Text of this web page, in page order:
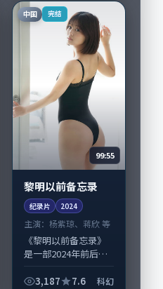
明擅长留白叙事，廖
凡、陶虹的情感拿捏...
中国 完结
99:55
黎明以前备忘录
纪录片 2024
主演：杨紫琼、蒋欣 等
《黎明以前备忘录》
是一部2024年前后推
由韦斯·安德森执
3,187 7.6 科幻